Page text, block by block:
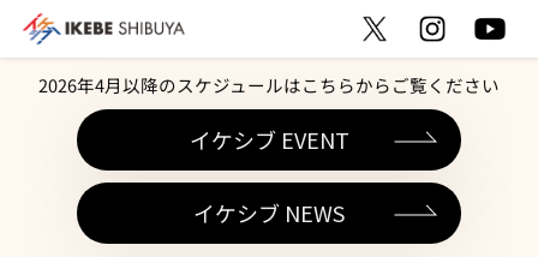
2026年4月以降のスケジュールはこちらからご覧ください
イケシブ EVENT
イケシブ NEWS